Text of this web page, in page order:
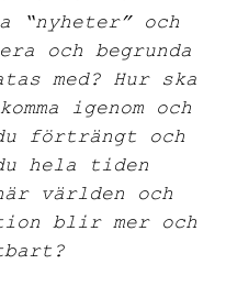
“nyheter” och
och begrunda
med? Hur ska
igenom och
förträngt och
hela tiden
världen och
blir mer och